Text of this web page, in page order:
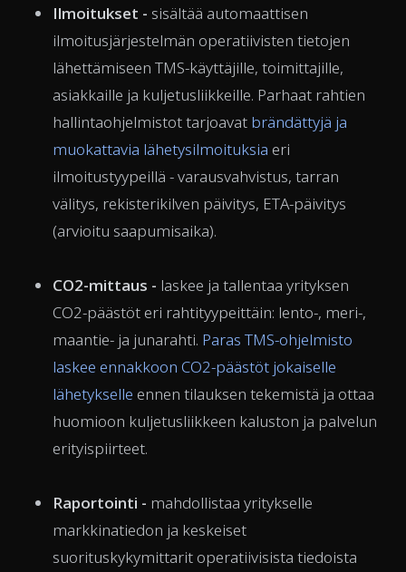
Ilmoitukset - sisältää automaattisen
ilmoitusjärjestelmän operatiivisten tietojen
lähettämiseen TMS-käyttäjille, toimittajille,
asiakkaille ja kuljetusliikkeille. Parhaat rahtien
hallintaohjelmistot tarjoavat brändättyjä ja
muokattavia lähetysilmoituksia eri
ilmoitustyypeillä - varausvahvistus, tarran
välitys, rekisterikilven päivitys, ETA-päivitys
(arvioitu saapumisaika).
CO2-mittaus - laskee ja tallentaa yrityksen
CO2-päästöt eri rahtityypeittäin: lento-, meri-,
maantie- ja junarahti. Paras TMS-ohjelmisto
laskee ennakkoon CO2-päästöt jokaiselle
lähetykselle ennen tilauksen tekemistä ja ottaa
huomioon kuljetusliikkeen kaluston ja palvelun
erityispiirteet.
Raportointi - mahdollistaa yritykselle
markkinatiedon ja keskeiset
suorituskykymittarit operatiivisista tiedoista